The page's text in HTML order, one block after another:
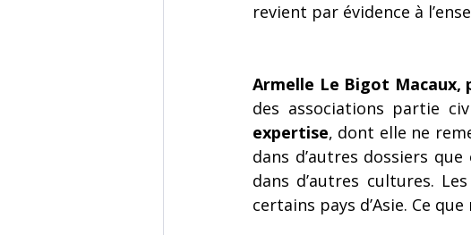
revient par évidence à
Armelle Le Bigot
des associations partie
expertise, dont elle ne
dans d’autres dossiers
dans d’autres cultures.
certains pays d’Asie. Ce